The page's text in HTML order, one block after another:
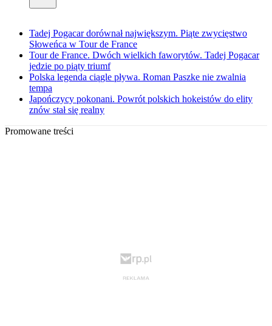
Tadej Pogacar dorównał największym. Piąte zwycięstwo
Słoweńca w Tour de France
Tour de France. Dwóch wielkich faworytów. Tadej Pogacar
jedzie po piąty triumf
Polska legenda ciągle pływa. Roman Paszke nie zwalnia
tempa
Japończycy pokonani. Powrót polskich hokeistów do elity
znów stał się realny
Promowane treści